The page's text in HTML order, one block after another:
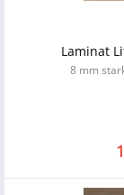
Laminat
8 mm